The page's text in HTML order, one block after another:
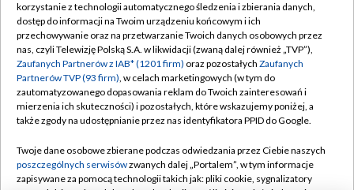
TVP
Abonament TVP
Emisja w TVP
Centrum informacji TVP
Naziemna Telewizja Cyfrowa
Rada Programowa
Regulamin TVP
Polityka prywatności
Moje zgody
Pomoc
Kontakt
korzystanie z technologii automatycznego śledzenia i zbierania danych,
dostęp do informacji na Twoim urządzeniu końcowym i ich
przechowywanie oraz na przetwarzanie Twoich danych osobowych przez
nas, czyli Telewizję Polską S.A. w likwidacji (zwaną dalej również „TVP”),
Zaufanych Partnerów z IAB* (1201 firm) oraz pozostałych Zaufanych
Partnerów TVP (93 firm), w celach marketingowych (w tym do
zautomatyzowanego dopasowania reklam do Twoich zainteresowań i
mierzenia ich skuteczności) i pozostałych, które wskazujemy poniżej, a
także zgody na udostępnianie przez nas identyfikatora PPID do Google.
Twoje dane osobowe zbierane podczas odwiedzania przez Ciebie naszych
poszczególnych serwisówzwanych dalej „Portalem”, w tym informacje
zapisywane za pomocą technologii takich jak: pliki cookie, sygnalizatory